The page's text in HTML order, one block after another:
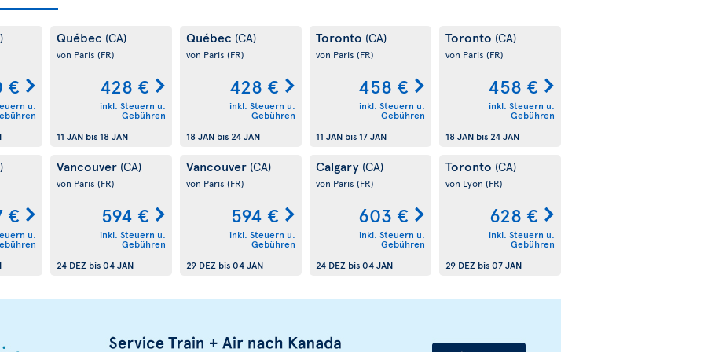
€
u.
Québec (CA)
von Paris (FR)
428 €
inkl. Steuern u.
Gebühren
11 JANbis 18 JAN
Québec (CA)
von Paris (FR)
428 €
inkl. Steuern u.
Gebühren
18 JANbis 24 JAN
Toronto (CA)
von Paris (FR)
458 €
inkl. Steuern u.
Gebühren
11 JANbis 17 JAN
Toronto (CA)
von Paris (FR)
458 €
inkl. Steuern u.
Gebühren
18 JANbis 24 JAN
€
u.
Vancouver (CA)
von Paris (FR)
594 €
inkl. Steuern u.
Gebühren
24 DEZ bis04 JAN
Vancouver (CA)
von Paris (FR)
594 €
inkl. Steuern u.
Gebühren
29 DEZ bis04 JAN
Calgary (CA)
von Paris (FR)
603 €
inkl. Steuern u.
Gebühren
24 DEZ bis04 JAN
Toronto (CA)
von Lyon (FR)
628 €
inkl. Steuern u.
Gebühren
29 DEZ bis07 JAN